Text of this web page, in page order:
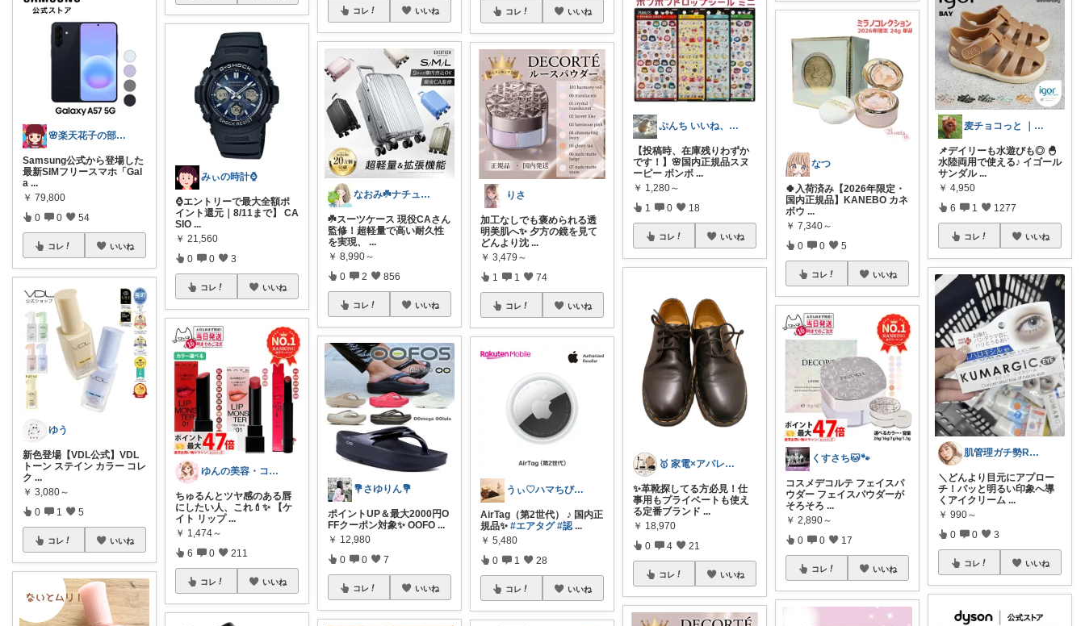
🌸楽天花子の部屋🌸
Samsung公式から登場した
最新SIMフリースマホ「Gal
a ...
￥ 79,800
0 0 54
コレ いいね
ゆう
新色登場【VDL公式】VDL
トーン ステイン カラー コレ
ク ...
￥ 3,080～
0 1 5
コレ いいね
みぃの時計⌚
⌚エントリーで最大全額ポ
イント還元｜8/11まで】 CA
SIO ...
￥ 21,560
0 0 3
コレ いいね
ゆんの美容・コスメまとめ部屋
ちゅるんとツヤ感のある唇
にしたい人、これ💄✨ 【ケ
イト リップ ...
￥ 1,474～
6 0 211
コレ いいね
コレ いいね
なおみ☘️ナチュラル生活
☘️スーツケース 現役CAさん
監修！超軽量で高い耐久性
を実現、
...
￥ 8,990～
0 2 856
コレ いいね
💐さゆりん💐
ポイントUP＆最大2000円O
FFクーポン対象✨ OOFO ...
￥ 12,980
0 0 7
コレ いいね
コレ いいね
りさ
加工なしでも褒められる透
明美肌へ✨ 夕方の鏡を見て
どんより沈 ...
￥ 3,479～
1 1 74
コレ いいね
うぃ♡ハマちびも宜しく(*´∇`)ﾉ
AirTag（第2世代） ♪ 国内正
規品✨#エアタグ #認 ...
￥ 5,480
0 1 28
コレ いいね
ぷんち いいね、フォロー、購入感謝です
【投稿時、在庫残りわずか
です！】🌸国内正規品スヌ
ーピー ボンボ ...
￥ 1,280～
1 0 18
コレ いいね
🥇 家電×アパレル ryo
✨革靴探してる方必見！仕
事用もプライベートも使え
る定番ブランド ...
￥ 18,970
0 4 21
コレ いいね
なつ
🍀入荷済み【2026年限定・
国内正規品】KANEBO カネ
ボウ ...
￥ 7,340～
0 0 5
コレ いいね
くすさち🐱🐾
コスメデコルテ フェイスパ
ウダー フェイスパウダーが
そろそろ ...
￥ 2,890～
0 0 17
コレ いいね
麦チョコっと ｜ キッズ＆ベビー 夏
📌デイリーも水遊びも◎ 🐣
水陸両用で使える♪ イゴール
サンダル ...
￥ 4,950
6 1 1277
コレ いいね
肌管理ガチ勢ROOM
＼どんより目元にアプロー
チ！パッと明るい印象へ導
くアイクリーム ...
￥ 990～
0 0 3
コレ いいね